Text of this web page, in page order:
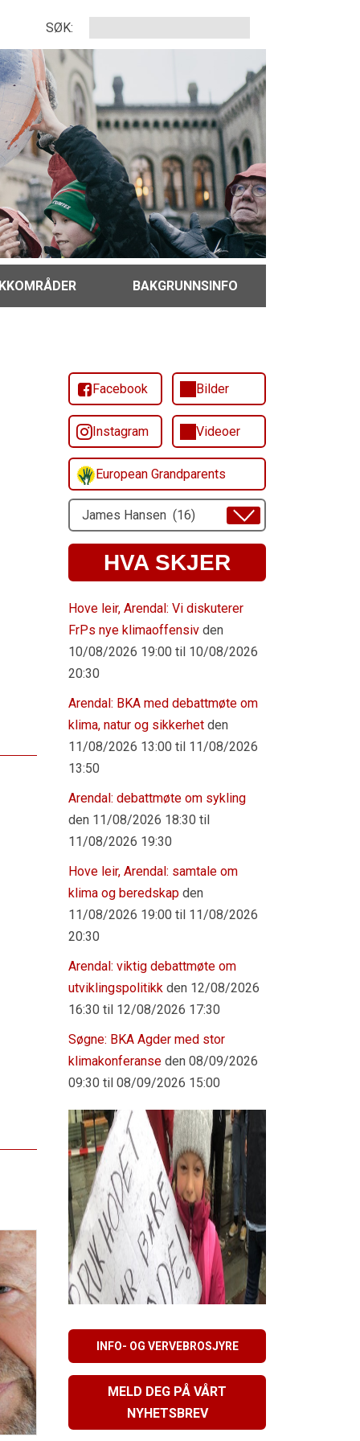
SØK:
BAKGRUNNSINFO
Facebook Bilder
Instagram Videoer
European Grandparents
Velg
Emne
HVA SKJER
Hove leir, Arendal: Vi diskuterer
FrPs nye klimaoffensiv den
10/08/2026 19:00 til 10/08/2026
20:30
Arendal: BKA med debattmøte om
klima, natur og sikkerhet den
11/08/2026 13:00 til 11/08/2026
13:50
Arendal: debattmøte om sykling
den 11/08/2026 18:30 til
11/08/2026 19:30
Hove leir, Arendal: samtale om
klima og beredskap den
11/08/2026 19:00 til 11/08/2026
20:30
Arendal: viktig debattmøte om
utviklingspolitikk den 12/08/2026
16:30 til 12/08/2026 17:30
Søgne: BKA Agder med stor
klimakonferanse den 08/09/2026
09:30 til 08/09/2026 15:00
INFO- OG VERVEBROSJYRE
MELD DEG PÅ VÅRT
NYHETSBREV